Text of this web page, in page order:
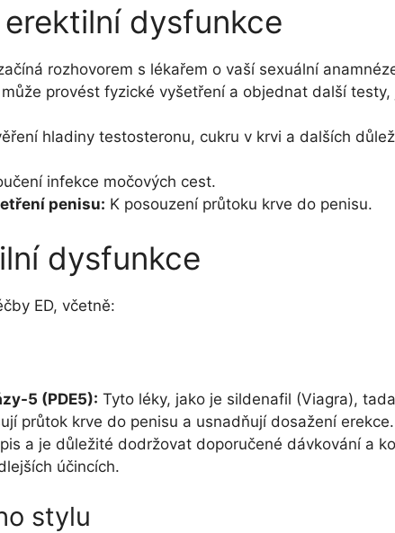
dysfunkce
rozhovorem s lékařem o vaší sexuální
provést fyzické vyšetření a objednat další testy,
hladiny testosteronu, cukru v krvi a dalších
infekce močových cest.
penisu: K posouzení průtoku krve do penisu.
dysfunkce
ED, včetně:
5 (PDE5): Tyto léky, jako je sildenafil (Viagra),
průtok krve do penisu a usnadňují dosažení
a je důležité dodržovat doporučené dávkování a
účincích.
stylu